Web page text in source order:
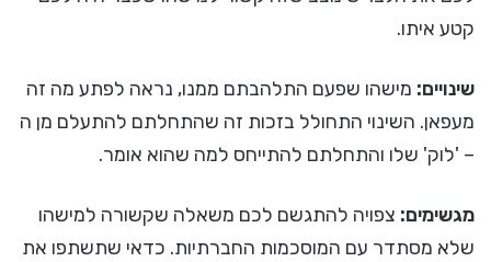
קטע איתו.
שינויים: מישהו שפעם התלהבתם ממנו, נראה לפתע מה זה
מעפאן. השינוי התחולל בזכות זה שהתחלתם להתעלם מן ה
– 'לוק' שלו והתחלתם להתייחס למה שהוא אומר.
מגשימים: צפויה להתגשם לכם משאלה שקשורה למישהו
שלא מסתדר עם המוסכמות החברתיות. כדאי שתשתפו את